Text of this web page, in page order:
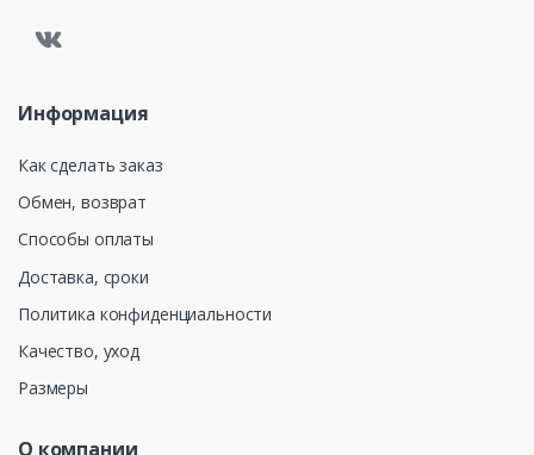
Информация
Как сделать заказ
Обмен, возврат
Способы оплаты
Доставка, сроки
Политика конфиденциальности
Качество, уход
Размеры
О компании